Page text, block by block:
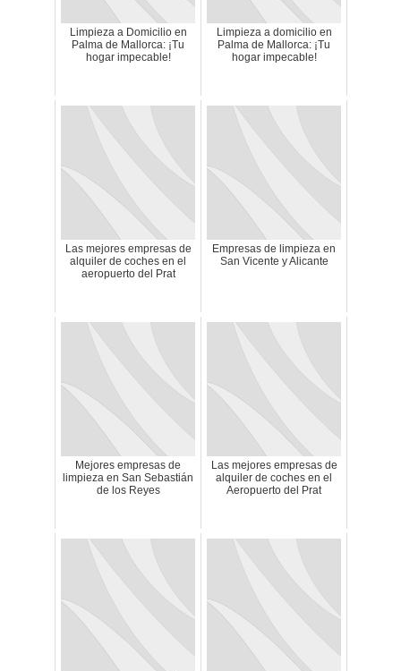
Limpieza a Domicilio en
Palma de Mallorca: ¡Tu
hogar impecable!
Limpieza a domicilio en
Palma de Mallorca: ¡Tu
hogar impecable!
Las mejores empresas de
alquiler de coches en el
aeropuerto del Prat
Empresas de limpieza en
San Vicente y Alicante
Mejores empresas de
limpieza en San Sebastián
de los Reyes
Las mejores empresas de
alquiler de coches en el
Aeropuerto del Prat